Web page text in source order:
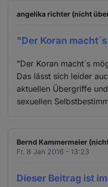
angelika richter (nicht
"Der Koran
"Der Koran macht´s
Das lässt sich leider
aktuellen Übergriffe
sexuellen
Bernd Kammermeier
Fr. 8 Jan 2016 - 13:23
Dieser Beitrag ist